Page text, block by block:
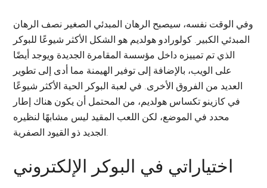
وفي الوقت نفسه، سيصبح الرهان المبدئي الصغير نصف الرهان
المبدئي الكبير. كولورادو هولديم هو الشكل الأكثر شيوعًا للبوكر
الذي تم تمييزه داخل مؤسسة المقامرة الجديدة ويوجد أيضًا
على الويب، بالإضافة إلى توفير الهيمنة مما أدى إلى تطوير
العديد من الفروق الأخرى. في لعبة البوكر الحية الأكثر شيوعًا
في كازينو تكساس هولديم، من المحتمل أن يكون هناك إطار
محدد في الموضع، لكن اللعب المقيد ليس مشابهًا لنظيره
الجديد ذو القيود الصفرية.
اختياراتي في البوكر الإلكتروني